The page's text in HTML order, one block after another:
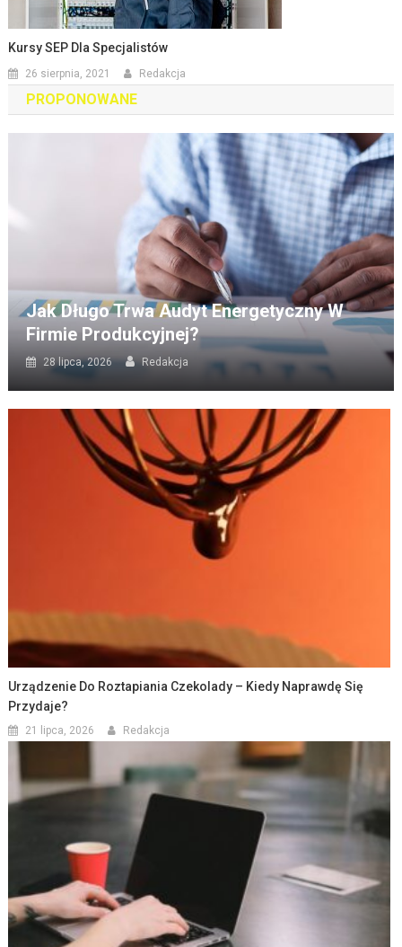
Kursy SEP Dla Specjalistów
26 sierpnia, 2021 Redakcja
PROPONOWANE
Jak Długo Trwa Audyt Energetyczny W
Firmie Produkcyjnej?
28 lipca, 2026 Redakcja
Urządzenie Do Roztapiania Czekolady – Kiedy Naprawdę Się
Przydaje?
21 lipca, 2026 Redakcja